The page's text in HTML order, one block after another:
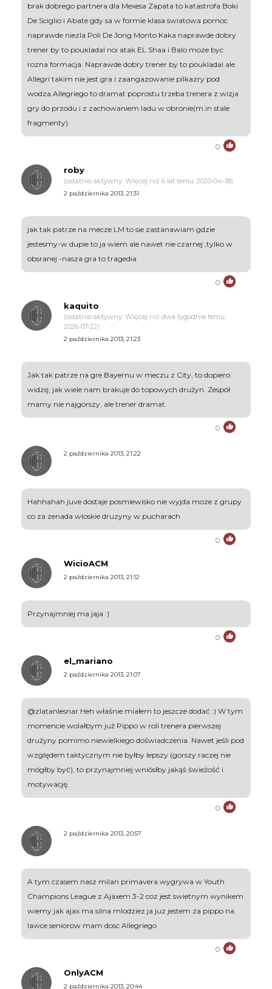
brak dobrego partnera dla Mexesa Zapata to katastrofa Boki
De Sciglio i Abate gdy sa w formie klasa swiatowa pomoc
naprawde niezla Poli De Jong Monto Kaka naprawde dobry
trener by to poukladal noi atak EL Shaa i Balo moze byc
rozna formacja. Naprawde dobry trener by to poukladal ale
Allegri takim nie jest gra i zaangazowanie pilkazry pod
wodza Allegriego to dramat poprostu trzeba trenera z wizja
gry do przodu i z zachowaniem ladu w obronie(m.in stale
fragmenty).
0
roby
(ostatnio aktywny: Więcej niż 6 lat temu, 2020-04-18)
2 października 2013, 21:31
jak tak patrze na mecze LM to sie zastanawiam gdzie
jestesmy-w dupie to ja wiem ale nawet nie czarnej ,tylko w
obsranej -nasza gra to tragedia
0
kaquito
(ostatnio aktywny: Więcej niż dwa tygodnie temu,
2026-07-22)
2 października 2013, 21:23
Jak tak patrze na gre Bayernu w meczu z City, to dopiero
widzę, jak wiele nam brakuje do topowych drużyn. Zespół
mamy nie najgorszy, ale trener dramat.
0
2 października 2013, 21:22
Hahhahah juve dostaje posmiewisko nie wyjda moze z grupy
co za zenada wloskie druzyny w pucharach
0
WicioACM
2 października 2013, 21:12
Przynajmniej ma jaja :)
0
el_mariano
2 października 2013, 21:07
@zlatanlesnar Heh właśnie miałem to jeszcze dodać :) W tym
momencie wolałbym już Pippo w roli trenera pierwszej
drużyny pomimo niewielkiego doświadczenia. Nawet jeśli pod
względem taktycznym nie byłby lepszy (gorszy raczej nie
mógłby być), to przynajmniej wniósłby jakąś świeżość i
motywację.
0
2 października 2013, 20:57
A tym czasem nasz milan primavera wygrywa w Youth
Champions League z Ajaxem 3-2 coz jest swietnym wynikem
wiemy jak ajax ma silna mlodziez ja juz jestem za pippo na
lawce seniorow mam dosc Allegriego
0
OnlyACM
2 października 2013, 20:44